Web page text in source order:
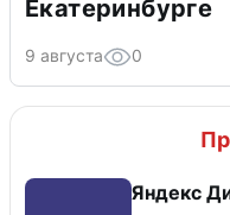
Екатеринбурге
9 августа 0
Яндекс